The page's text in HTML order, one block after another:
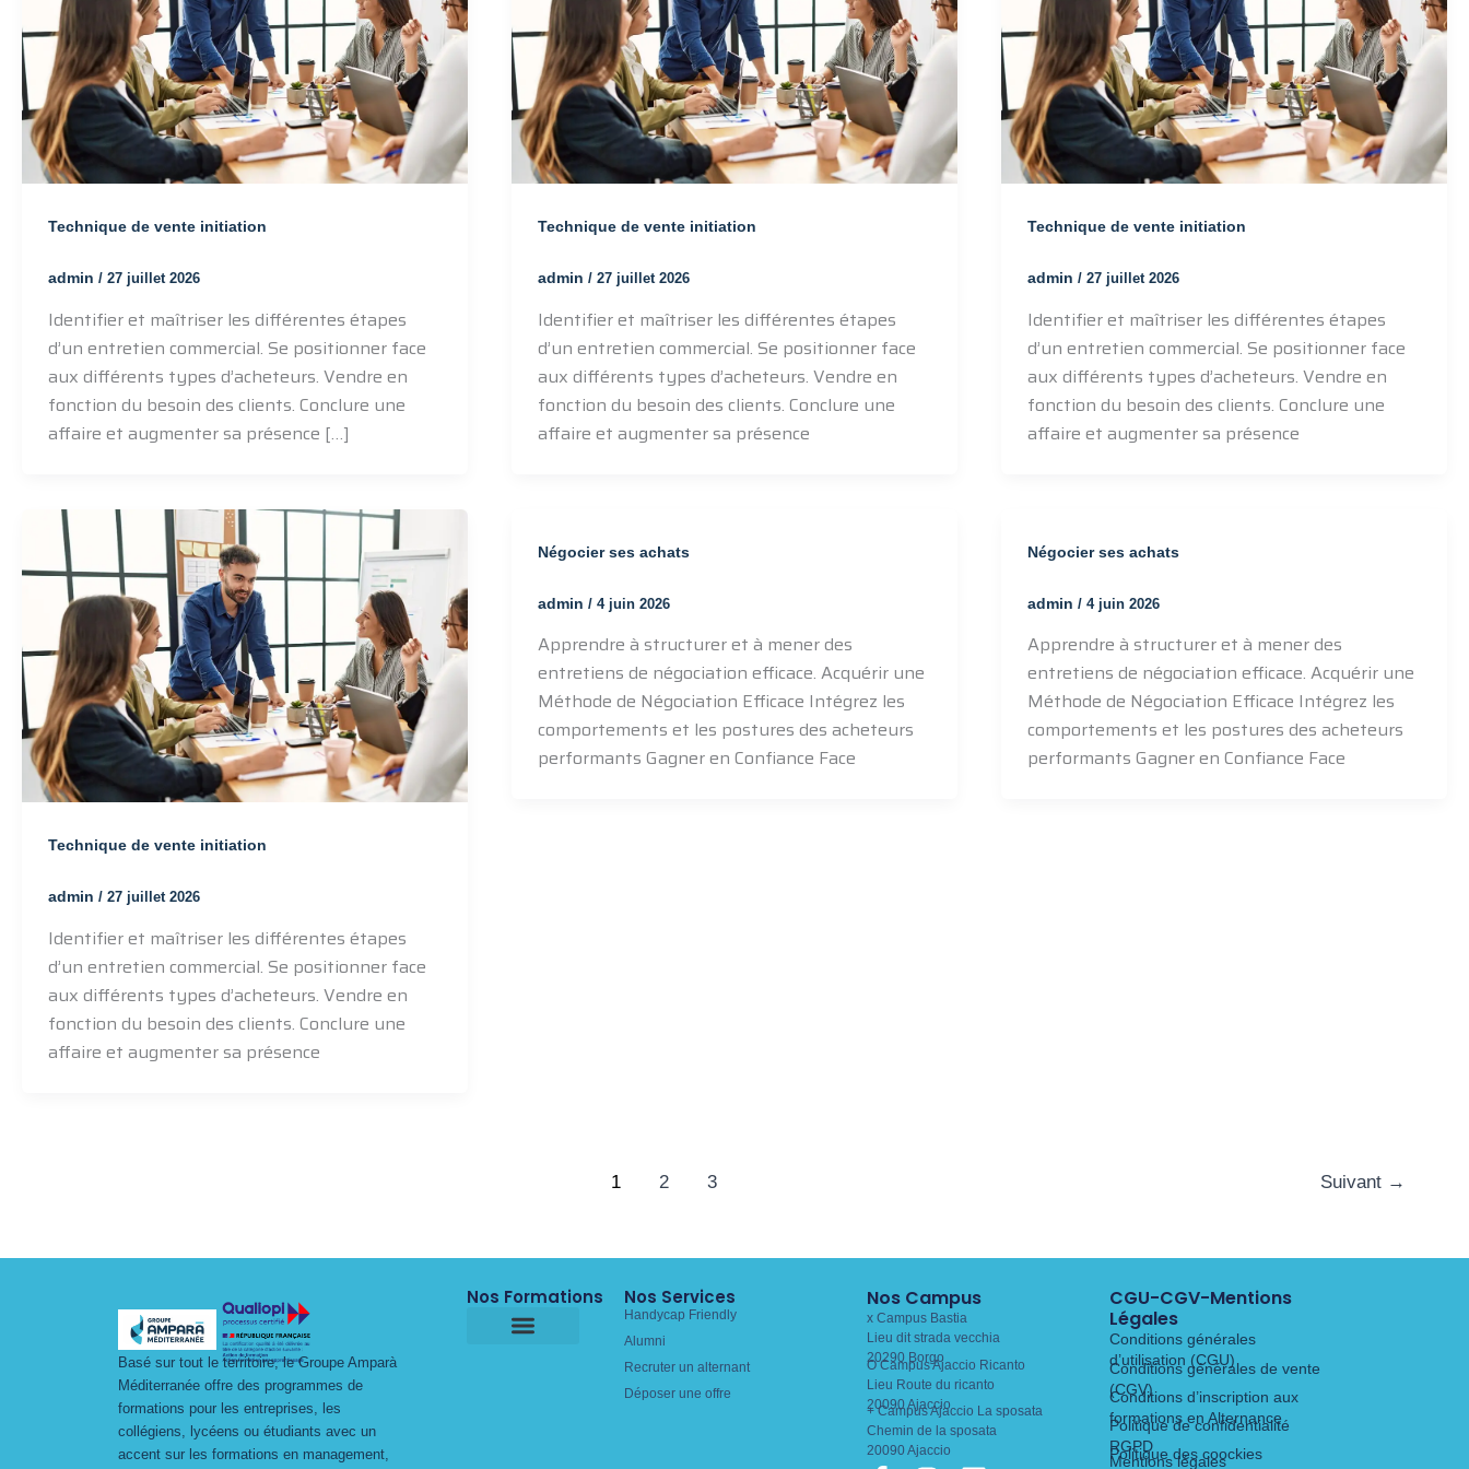
Technique de vente initiation
admin / 27 juillet 2026
Identifier et maîtriser les différentes étapes
d’un entretien commercial. Se positionner face
aux différents types d’acheteurs. Vendre en
fonction du besoin des clients. Conclure une
affaire et augmenter sa présence […]
Technique de vente initiation
admin / 27 juillet 2026
Identifier et maîtriser les différentes étapes
d’un entretien commercial. Se positionner face
aux différents types d’acheteurs. Vendre en
fonction du besoin des clients. Conclure une
affaire et augmenter sa présence
Technique de vente initiation
admin / 27 juillet 2026
Identifier et maîtriser les différentes étapes
d’un entretien commercial. Se positionner face
aux différents types d’acheteurs. Vendre en
fonction du besoin des clients. Conclure une
affaire et augmenter sa présence
Technique de vente initiation
admin / 27 juillet 2026
Identifier et maîtriser les différentes étapes
d’un entretien commercial. Se positionner face
aux différents types d’acheteurs. Vendre en
fonction du besoin des clients. Conclure une
affaire et augmenter sa présence
Négocier ses achats
admin / 4 juin 2026
Apprendre à structurer et à mener des
entretiens de négociation efficace. Acquérir une
Méthode de Négociation Efficace Intégrez les
comportements et les postures des acheteurs
performants Gagner en Confiance Face
Négocier ses achats
admin / 4 juin 2026
Apprendre à structurer et à mener des
entretiens de négociation efficace. Acquérir une
Méthode de Négociation Efficace Intégrez les
comportements et les postures des acheteurs
performants Gagner en Confiance Face
1 2 3 Suivant →
Basé sur tout le territoire, le Groupe Amparà
Méditerranée offre des programmes de
formations pour les entreprises, les
collégiens, lycéens ou étudiants avec un
accent sur les formations en management,
Nos Formations Nos Services
Handycap Friendly
Alumni
Recruter un alternant
Déposer une offre
Nos Campus
x Campus Bastia
Lieu dit strada vecchia
20290 Borgo
O Campus Ajaccio Ricanto
Lieu Route du ricanto
20090 Ajaccio
+ Campus Ajaccio La sposata
Chemin de la sposata
20090 Ajaccio
CGU-CGV-Mentions
Légales
Conditions générales
d’utilisation (CGU)
Conditions générales de vente
(CGV)
Conditions d’inscription aux
formations en Alternance
Politique de confidentialité
RGPD
Politique des coockies
Mentions légales